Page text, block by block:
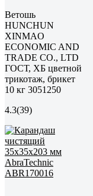
Ветошь
HUNCHUN
XINMAO
ECONOMIC AND
TRADE CO., LTD
ГОСТ, ХБ цветной
трикотаж, брикет
10 кг 3051250
4.3(39)